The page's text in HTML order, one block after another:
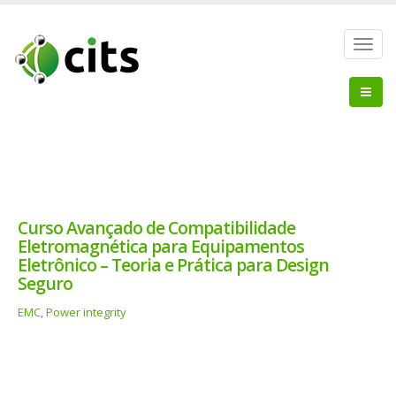
Curso Avançado de Compatibilidade
Eletromagnética para Equipamentos
Eletrônico – Teoria e Prática para Design
Seguro
EMC, Power integrity